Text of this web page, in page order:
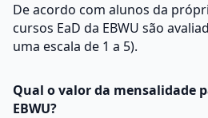
De acordo com alunos da
cursos EaD da EBWU são
uma escala de 1 a 5).
Qual o valor da mensalidade
EBWU?